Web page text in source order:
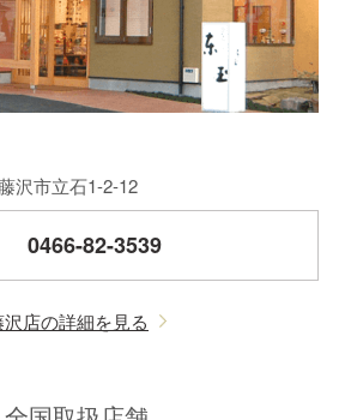
沢市立石1-2-12
0466-82-3539
沢店の詳細を見る